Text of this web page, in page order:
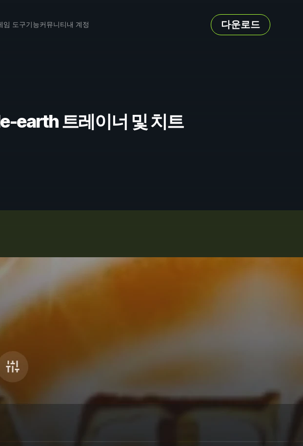
임 도구기능커뮤니티내 계정 다운로드
earth 트레이너 및 치트